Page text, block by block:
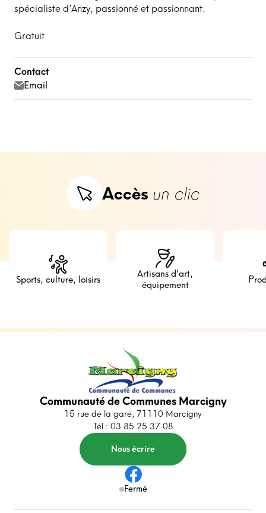
spécialiste d’Anzy, passionné et passionnant.
Gratuit
Contact
Email
Accès un clic
Sports, culture, loisirs
Artisans d'art,
équipement
Communauté de Communes Marcigny
15 rue de la gare, 71110 Marcigny
Tél : 03 85 25 37 08
Nous écrire
Fermé